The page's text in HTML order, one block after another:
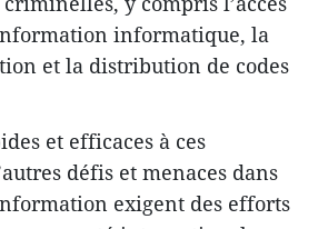
informatique, la
et la distribution de codes
et efficaces à ces
défis et menaces dans
exigent des efforts